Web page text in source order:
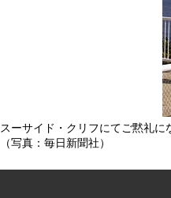
スーサイド・クリフにてご黙礼に
（写真：毎日新聞社）